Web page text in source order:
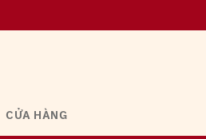
CỬA HÀNG